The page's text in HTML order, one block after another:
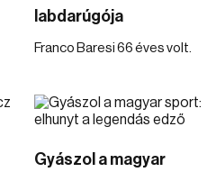
labdarúgója
Franco Baresi 66 éves volt.
Gyászol a magyar